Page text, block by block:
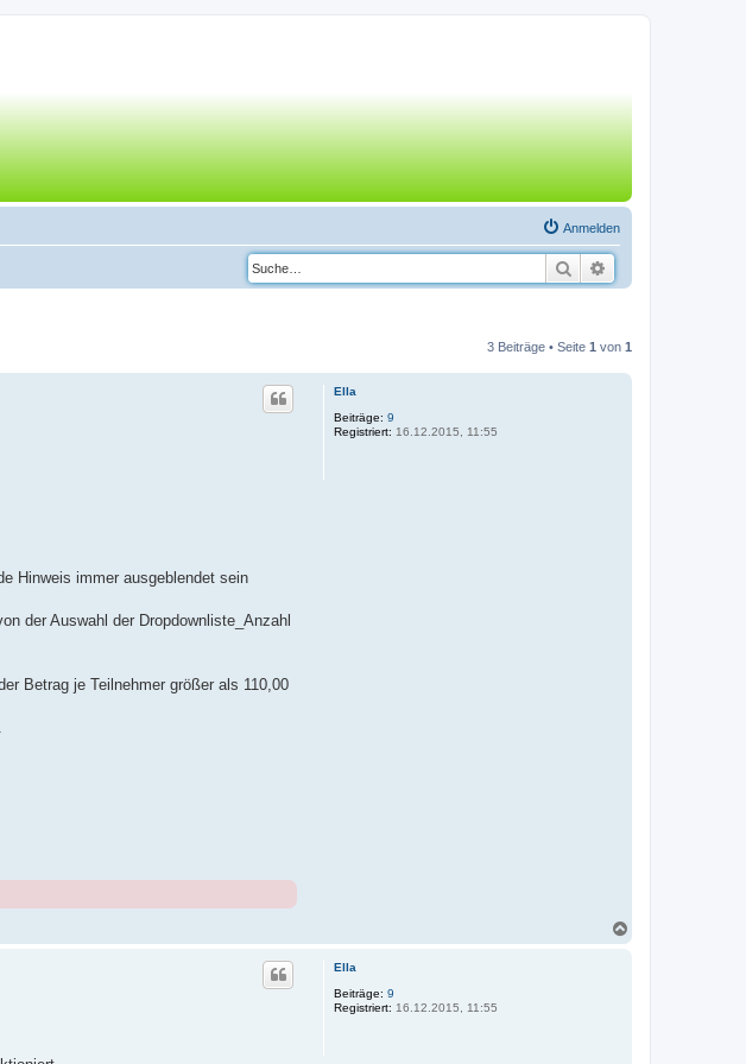
Anmelden
Suche
3 Beiträge • Seite 1 von 1
Ella
Beiträge: 9
Registriert: 16.12.2015, 11:55
Hinweis immer ausgeblendet sein
der Auswahl der Dropdownliste_Anzahl
Betrag je Teilnehmer größer als 110,00
Ella
Beiträge: 9
Registriert: 16.12.2015, 11:55